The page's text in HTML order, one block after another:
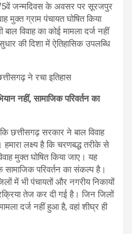
75वें जन्मदिवस के अवसर पर सूरजपुर
मुक्त ग्राम पंचायत घोषित किया
विवाह का कोई मामला दर्ज नहीं
की दिशा में ऐतिहासिक उपलब्धि
नहीं, सामाजिक परिवर्तन का
छत्तीसगढ़ सरकार ने बाल विवाह
लक्ष्य है कि चरणबद्ध तरीके से
मुक्त घोषित किया जाए। यह
परिवर्तन का संकल्प है।
में भी पंचायतों और नगरीय निकायों
तेज कर दी गई है। जिन जिलों
दर्ज नहीं हुआ है, वहां शीघ्र ही